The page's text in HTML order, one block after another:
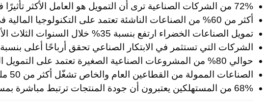
72% من الشركات الصناعية ترى أن التمويل هو العامل الأكثر تأثيرًا في توسعها.
أكثر من 60% من الصناعات الناشئة تعتمد على التكنولوجيا المالية في التمويل.
تمويل الصناعات الخضراء ارتفع بنسبة 35% خلال السنوات الثلاث الأخيرة.
الشركات التي تستثمر في الابتكار الصناعي تحقق أرباحًا أعلى بنسبة 40%.
حوالي 80% من المشروعات الصناعية الصغيرة تعتمد على التمويل المصرفي التقليدي.
الصناعات الممولة من القطاعين العام والخاص تشغّل أكثر من 50 مليون شخص حول العالم.
68% من المستهلكين يعتبرون أن جودة المنتجات ترتبط مباشرة بمستوى التمويل الصناعي.